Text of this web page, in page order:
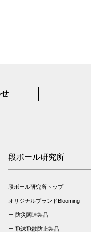
段ボール研究所
段ボール研究所トップ
オリジナルブランドBlooming
防災関連製品
飛沫飛散防止製品